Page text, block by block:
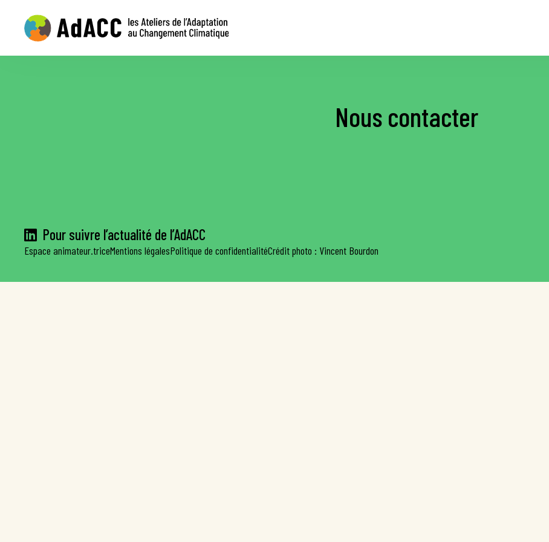
Nous contacter
Pour suivre l’actualité de l’AdACC
Espace animateur.triceMentions légalesPolitique de confidentialitéCrédit photo : Vincent Bourdon